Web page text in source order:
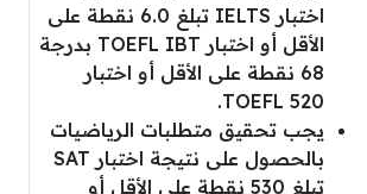
اختبار IELTS تبلغ 6.0 نقطة على
الأقل أو اختبار TOEFL IBT بدرجة
68 نقطة على الأقل أو اختبار
TOEFL 520.
يجب تحقيق متطلبات الرياضيات
بالحصول على نتيجة اختبار SAT
تبلغ 530 نقطة على الأقل أو